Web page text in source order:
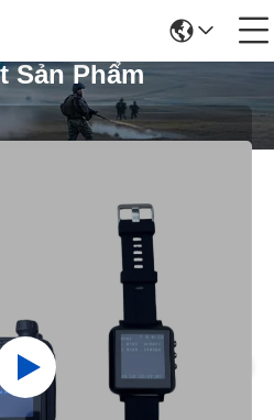
Sản Phẩm